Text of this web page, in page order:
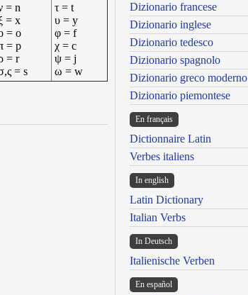
= n
= x
= o
= p
= r
= s
τ = t
υ = y
φ = f
χ = c
ψ = j
ω = w
Dizionario francese
Dizionario inglese
Dizionario tedesco
Dizionario spagnolo
Dizionario greco moderno
Dizionario piemontese
En français
Dictionnaire Latin
Verbes italiens
In english
Latin Dictionary
Italian Verbs
In Deutsch
Italienische Verben
En español